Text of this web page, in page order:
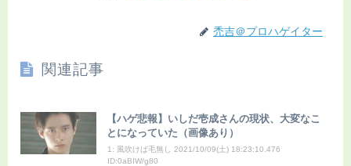
禿吉＠プロハゲイター
関連記事
【ハゲ悲報】いしだ壱成さんの現状、大変なこ
とになっていた（画像あり）
1: 風吹けば毛無し 2021/10/09(土) 18:23:10.476
ID:0aBIW/g80